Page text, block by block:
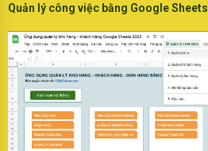
Quản lý công việc bằng Google Sheets